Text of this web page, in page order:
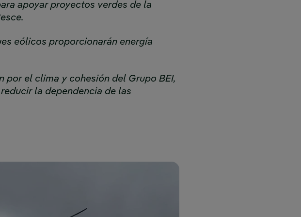
apoyar proyectos verdes de la
eólicos proporcionarán energía
el clima y cohesión del Grupo BEI,
la dependencia de las